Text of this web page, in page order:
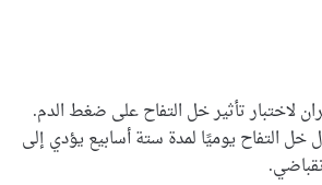
لاختبار تأثير خل التفاح على ضغط الدم.
التفاح يوميًا لمدة ستة أسابيع يؤدي إلى